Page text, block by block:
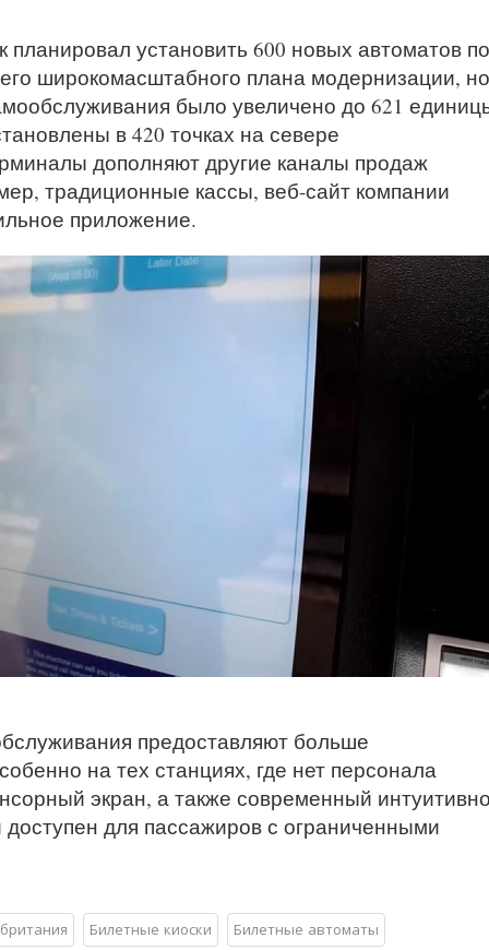
установить 600 новых автоматов по
широкомасштабного плана модернизации,
было увеличено до 621
в 420 точках на севере
дополняют другие каналы продаж
традиционные кассы, веб-сайт компании
приложение.
предоставляют больше
на тех станциях, где нет персонала
экран, а также современный
для пассажиров с ограниченными
Билетные киоски Билетные автоматы